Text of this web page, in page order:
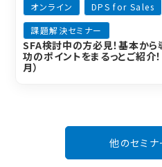
オンライン DPS for Sales
課題解決セミナー
SFA検討中の方必見！基本から
功のポイントをまるっとご紹介
月）
他のセミナ